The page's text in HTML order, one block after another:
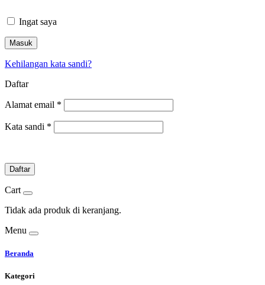
Ingat saya
Masuk
Kehilangan kata sandi?
Daftar
Alamat email *
Kata sandi *
Daftar
Cart
Tidak ada produk di keranjang.
Menu
Beranda
Kategori